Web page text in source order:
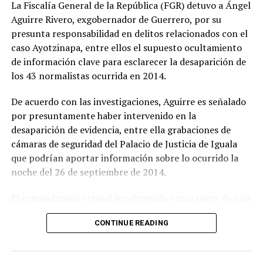
La Fiscalía General de la República (FGR) detuvo a Ángel
Aguirre Rivero, exgobernador de Guerrero, por su
presunta responsabilidad en delitos relacionados con el
caso Ayotzinapa, entre ellos el supuesto ocultamiento
de información clave para esclarecer la desaparición de
los 43 normalistas ocurrida en 2014.
De acuerdo con las investigaciones, Aguirre es señalado
por presuntamente haber intervenido en la
desaparición de evidencia, entre ella grabaciones de
cámaras de seguridad del Palacio de Justicia de Iguala
que podrían aportar información sobre lo ocurrido la
noche del 26 de septiembre de 2014.
nueva etapa en las investigaciones de uno de los casos
más importantes y dolorosos de México. La desaparición
mantenido durante más de una década la exigencia de
CONTINUE READING